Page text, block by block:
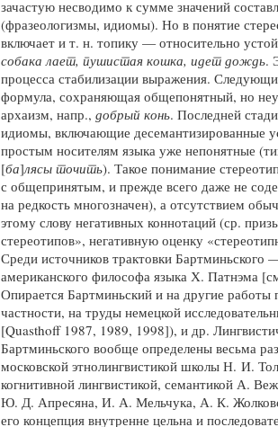
зачастую несводимо к сумме значений
(фразеологизмы, идиомы). Но в понятие
включает и т. н. топику — относительно
собака лает, пушистая кошка, идет дождь.
процесса стабилизации выражения.
формула, сохраняющая общепонятный, но
архаизм, напр., добрый конь. Последней
идиомы, включающие десемантизированные
простым носителям языка уже непонятные
[ба]лясы точить). Такое понимание
с общепринятым, и прежде всего даже не
на редкость многозначен), а отсутствием
этому слову негативных коннотаций (ср.
стереотипов», негативную оценку
Среди источников трактовки Бартминьского
американского философа языка Х. Патнэма
Опирается Бартминьский и на другие работы
частности, на труды немецкой
[Quasthoff 1987, 1989, 1998]), и др.
Бартминьского вообще определены весьма
московской этнолингвистикой школы Н. И.
когнитивной лингвистикой, семантикой А.
Ю. Д. Апресяна, И. А. Мельчука, А. К.
его концепция внутренне цельна и